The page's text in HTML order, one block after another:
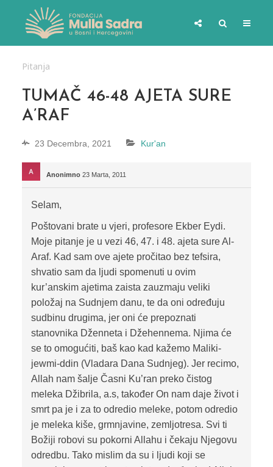
Pitanja
TUMAČ 46-48 AJETA SURE
A’RAF
23 Decembra, 2021 Kur'an
Anonimno 23 Marta, 2011
Selam,
Poštovani brate u vjeri, profesore Ekber Eydi.
Moje pitanje je u vezi 46, 47. i 48. ajeta sure Al-
Araf. Kad sam ove ajete pročitao bez tefsira,
shvatio sam da ljudi spomenuti u ovim
kur’anskim ajetima zaista zauzmaju veliki
položaj na Sudnjem danu, te da oni određuju
sudbinu drugima, jer oni će prepoznati
stanovnika Dženneta i Džehennema. Njima će
se to omogućiti, baš kao kad kažemo Maliki-
jewmi-ddin (Vladara Dana Sudnjeg). Jer recimo,
Allah nam šalje Časni Ku’ran preko čistog
meleka Džibrila, a.s, također On nam daje život i
smrt pa je i za to odredio meleke, potom odredio
je meleka kiše, grmnjavine, zemljotresa. Svi ti
Božiji robovi su pokorni Allahu i čekaju Njegovu
odredbu. Tako mislim da su i ljudi koji se